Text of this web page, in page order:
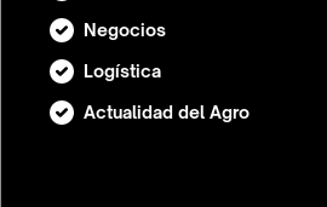
Negocios
Logística
Actualidad del Agro